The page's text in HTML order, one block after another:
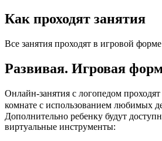
Как проходят занятия
Все занятия проходят в игровой форме
Развивая. Игровая
Онлайн-занятия с логопедом
комнате с использованием любимых
Дополнительно ребенку будут
виртуальные инструменты: